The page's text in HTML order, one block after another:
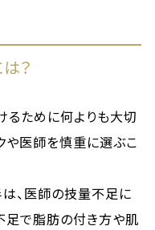
？
ために何よりも大切
や医師を慎重に選ぶこ
、医師の技量不足に
足で脂肪の付き方や肌